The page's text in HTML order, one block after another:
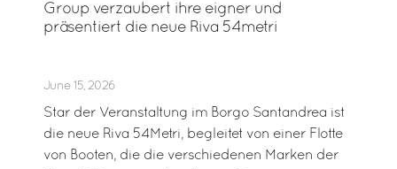
Group verzaubert ihre eigner und
präsentiert die neue Riva 54metri
June 15, 2026
Star der Veranstaltung im Borgo Santandrea ist
die neue Riva 54Metri, begleitet von einer Flotte
von Booten, die die verschiedenen Marken der